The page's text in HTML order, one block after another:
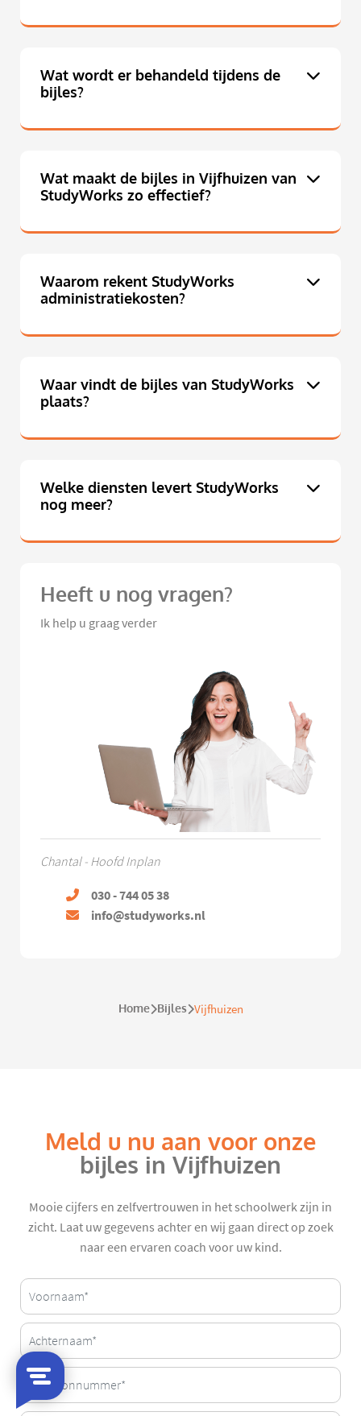
Wat wordt er behandeld tijdens de
bijles?
Wat maakt de bijles in Vijfhuizen van
StudyWorks zo effectief?
Waarom rekent StudyWorks
administratiekosten?
Waar vindt de bijles van StudyWorks
plaats?
Welke diensten levert StudyWorks
nog meer?
Heeft u nog vragen?
Ik help u graag verder
Chantal - Hoofd Inplan
030 - 744 05 38
info@studyworks.nl
Home Bijles Vijfhuizen
Meld u nu aan voor onze
bijles in Vijfhuizen
Mooie cijfers en zelfvertrouwen in het schoolwerk zijn in
zicht. Laat uw gegevens achter en wij gaan direct op zoek
naar een ervaren coach voor uw kind.